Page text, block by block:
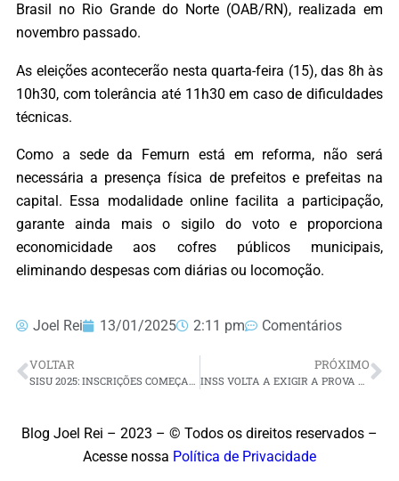
Brasil no Rio Grande do Norte (OAB/RN), realizada em
novembro passado.
As eleições acontecerão nesta quarta-feira (15), das 8h às
10h30, com tolerância até 11h30 em caso de dificuldades
técnicas.
Como a sede da Femurn está em reforma, não será
necessária a presença física de prefeitos e prefeitas na
capital. Essa modalidade online facilita a participação,
garante ainda mais o sigilo do voto e proporciona
economicidade aos cofres públicos municipais,
eliminando despesas com diárias ou locomoção.
Joel Rei 13/01/2025 2:11 pm Comentários
VOLTAR
SISU 2025: INSCRIÇÕES COMEÇAM NA SEXTA-FEIRA (17)
PRÓXIMO
INSS VOLTA A EXIGIR A PROVA DE VIDA EM 2025; ENTENDA COMO FUNCIONA
Blog Joel Rei – 2023 – © Todos os direitos reservados –
Acesse nossa Política de Privacidade